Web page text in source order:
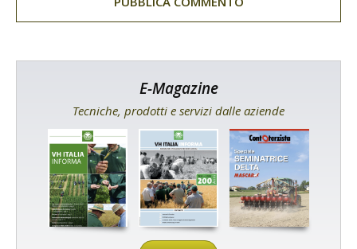
E-Magazine
Tecniche, prodotti e servizi dalle aziende